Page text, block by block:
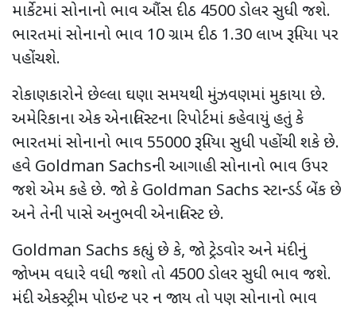
માર્કેટમાં સોનાનો ભાવ ઔંસ દીઠ 4500 ડોલર સુધી જશે.
ભારતમાં સોનાનો ભાવ 10 ગ્રામ દીઠ 1.30 લાખ રૂપિયા પર
પહોંચશે.
રોકાણકારોને છેલ્લા ઘણા સમયથી મુંઝવણમાં મુકાયા છે.
અમેરિકાના એક એનાલિસ્ટના રિપોર્ટમાં કહેવાયું હતું કે
ભારતમાં સોનાનો ભાવ 55000 રૂપિયા સુધી પહોંચી શકે છે.
હવે Goldman Sachsની આગાહી સોનાનો ભાવ ઉપર
જશે એમ કહે છે. જો કે Goldman Sachs સ્ટાન્ડર્ડ બેંક છે
અને તેની પાસે અનુભવી એનાલિસ્ટ છે.
Goldman Sachs કહ્યું છે કે, જો ટ્રેડવોર અને મંદીનું
જોખમ વધારે વધી જશો તો 4500 ડોલર સુધી ભાવ જશે.
મંદી એકસ્ટ્રીમ પોઇન્ટ પર ન જાય તો પણ સોનાનો ભાવ